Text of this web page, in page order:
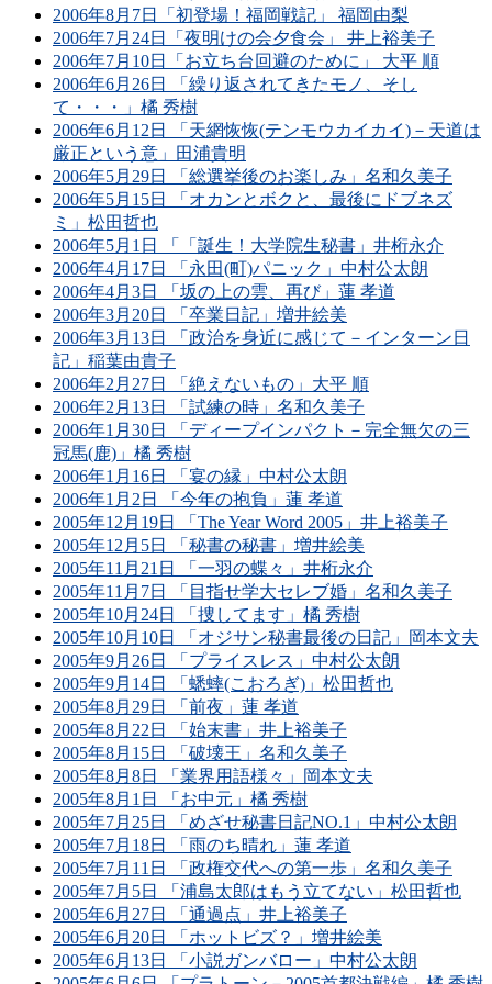
2006年8月7日「初登場！福岡戦記」 福岡由梨
2006年7月24日「夜明けの会夕食会」 井上裕美子
2006年7月10日「お立ち台回避のために」 大平 順
2006年6月26日 「繰り返されてきたモノ、そし
て・・・」橘 秀樹
2006年6月12日 「天網恢恢(テンモウカイカイ)－天道は
厳正という意」田浦貴明
2006年5月29日 「総選挙後のお楽しみ」名和久美子
2006年5月15日 「オカンとボクと、最後にドブネズ
ミ」松田哲也
2006年5月1日 「「誕生！大学院生秘書」井桁永介
2006年4月17日 「永田(町)パニック」中村公太朗
2006年4月3日 「坂の上の雲、再び」蓮 孝道
2006年3月20日 「卒業日記」増井絵美
2006年3月13日 「政治を身近に感じて－インターン日
記」稲葉由貴子
2006年2月27日 「絶えないもの」大平 順
2006年2月13日 「試練の時」名和久美子
2006年1月30日 「ディープインパクト－完全無欠の三
冠馬(鹿)」橘 秀樹
2006年1月16日 「宴の縁」中村公太朗
2006年1月2日 「今年の抱負」蓮 孝道
2005年12月19日 「The Year Word 2005」井上裕美子
2005年12月5日 「秘書の秘書」増井絵美
2005年11月21日 「一羽の蝶々」井桁永介
2005年11月7日 「目指せ学大セレブ婚」名和久美子
2005年10月24日 「捜してます」橘 秀樹
2005年10月10日 「オジサン秘書最後の日記」岡本文夫
2005年9月26日 「プライスレス」中村公太朗
2005年9月14日 「蟋蟀(こおろぎ)」松田哲也
2005年8月29日 「前夜」蓮 孝道
2005年8月22日 「始末書」井上裕美子
2005年8月15日 「破壊王」名和久美子
2005年8月8日 「業界用語様々」岡本文夫
2005年8月1日 「お中元」橘 秀樹
2005年7月25日 「めざせ秘書日記NO.1」中村公太朗
2005年7月18日 「雨のち晴れ」蓮 孝道
2005年7月11日 「政権交代への第一歩」名和久美子
2005年7月5日 「浦島太郎はもう立てない」松田哲也
2005年6月27日 「通過点」井上裕美子
2005年6月20日 「ホットビズ？」増井絵美
2005年6月13日 「小説ガンバロー」中村公太朗